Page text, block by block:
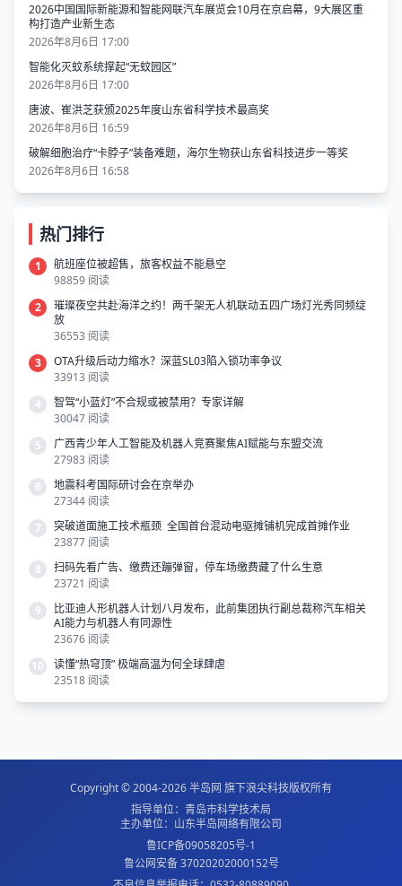
2026中国国际新能源和智能网联汽车展览会10月在京启幕，9大展区重
构打造产业新生态
2026年8月6日 17:00
智能化灭蚊系统撑起“无蚊园区”
2026年8月6日 17:00
唐波、崔洪芝获颁2025年度山东省科学技术最高奖
2026年8月6日 16:59
破解细胞治疗“卡脖子”装备难题，海尔生物获山东省科技进步一等奖
2026年8月6日 16:58
热门排行
1
航班座位被超售，旅客权益不能悬空
98859 阅读
2
璀璨夜空共赴海洋之约！两千架无人机联动五四广场灯光秀同频绽
放
36553 阅读
3
OTA升级后动力缩水？深蓝SL03陷入锁功率争议
33913 阅读
4
智驾“小蓝灯”不合规或被禁用？专家详解
30047 阅读
5
广西青少年人工智能及机器人竞赛聚焦AI赋能与东盟交流
27983 阅读
6
地震科考国际研讨会在京举办
27344 阅读
7
突破道面施工技术瓶颈 全国首台混动电驱摊铺机完成首摊作业
23877 阅读
8
扫码先看广告、缴费还蹦弹窗，停车场缴费藏了什么生意
23721 阅读
9
比亚迪人形机器人计划八月发布，此前集团执行副总裁称汽车相关
AI能力与机器人有同源性
23676 阅读
10
读懂“热穹顶” 极端高温为何全球肆虐
23518 阅读
Copyright © 2004-2026半岛网 旗下浪尖科技版权所有
指导单位：青岛市科学技术局
主办单位：山东半岛网络有限公司
鲁ICP备09058205号-1
鲁公网安备 37020202000152号